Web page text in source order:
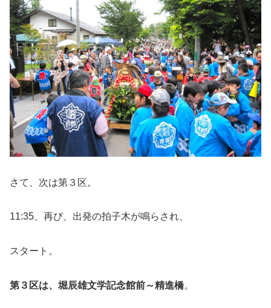
さて、次は第３区。
11:35、再び、出発の拍子木が鳴らされ、
スタート。
第３区は、堀辰雄文学記念館前～精進橋。